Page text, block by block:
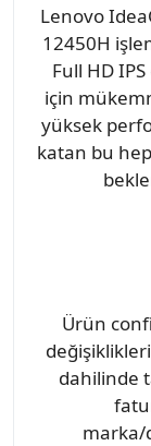
Lenovo
12450H
Full HD
için
yüksek
katan bu
Ürün
dahilinde
marka/